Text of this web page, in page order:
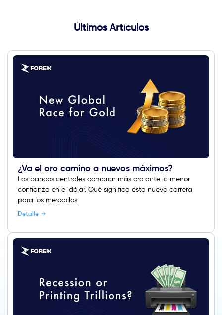
Últimos Artículos
¿Va el oro camino a nuevos máximos?
Los bancos centrales compran más oro ante la menor
confianza en el dólar. Qué significa esta nueva carrera
para los mercados.
Detalle